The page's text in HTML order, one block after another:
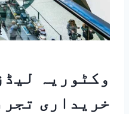
وکٹوریہ
خریداری